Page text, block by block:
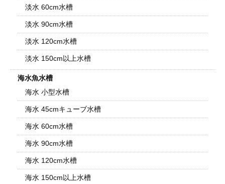
淡水 60cm水槽
淡水 90cm水槽
淡水 120cm水槽
淡水 150cm以上水槽
海水魚水槽
海水 小型水槽
海水 45cmキューブ水槽
海水 60cm水槽
海水 90cm水槽
海水 120cm水槽
海水 150cm以上水槽